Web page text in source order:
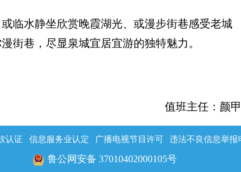
水静坐欣赏晚霞湖光、或漫步街巷感受老城
街巷，尽显泉城宜居宜游的独特魅力。
值班主任：颜甲
认证 信息服务业认定 广播电视节目许可 违法不良信息举报
鲁公网安备 37010402000105号